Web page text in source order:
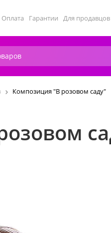
Оплата Гарантии Для продавцов
Композиция "В розовом саду"